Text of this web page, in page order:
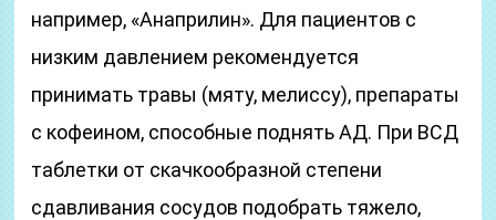
например, «Анаприлин». Для пациентов с
низким давлением рекомендуется
принимать травы (мяту, мелиссу), препараты
с кофеином, способные поднять АД. При ВСД
таблетки от скачкообразной степени
сдавливания сосудов подобрать тяжело,